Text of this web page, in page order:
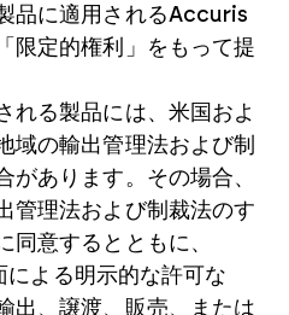
品に適用されるAccuris
限定的権利」をもって提
れる製品には、米国およ
域の輸出管理法および制
があります。その場合、
管理法および制裁法のす
同意するとともに、
よる明示的な許可な
出、譲渡、販売、または